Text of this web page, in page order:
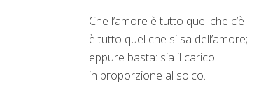
Che l’amore è tutto quel che c’è
è tutto quel che si sa dell’amore;
eppure basta: sia il carico
in proporzione al solco.